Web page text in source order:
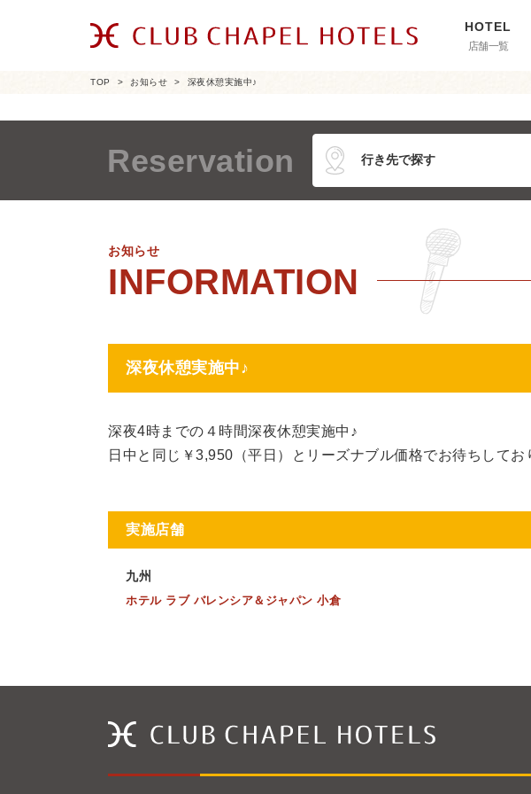
店舗一覧
TOP お知らせ 深夜休憩実施中♪
Reservation
お知らせ
深夜休憩実施中♪
深夜4時までの４時間深夜休憩実施中♪
日中と同じ￥3,950（平日）とリーズナブル価格でお待ちしてお
実施店舗
九州
ホテル ラブ バレンシア＆ジャパン 小倉